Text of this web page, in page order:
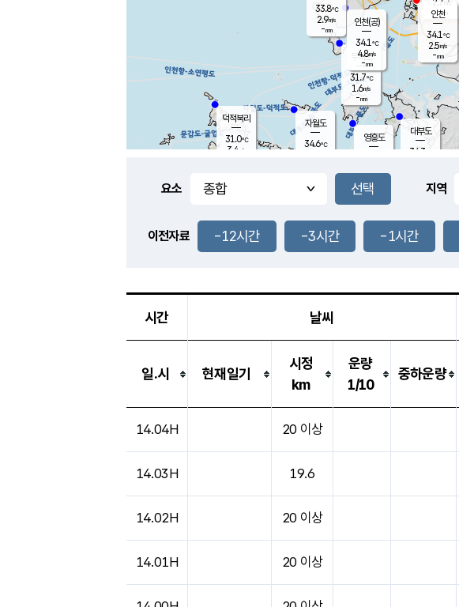
풍도
2.5m/s
무의도
31.7℃
1.6m/s
-mm
영흥도
자월도
34.6℃
33.8℃
2.9m/s
-mm
대부도
34.3
-
m/s
-mm
덕적북리
31.0℃
3.4 m/s
인천(공)
34.1℃
4.8m/s
-mm
인천
34.1℃
2.5m/s
-mm
요소 지역
이전자료 -12시간 -3시간 -1시간
시간 날씨
일.시 현재일기
시정
km
운량
1/10
중하운량
14.04H 20 이상
14.03H 19.6
14.02H 20 이상
14.01H 20 이상